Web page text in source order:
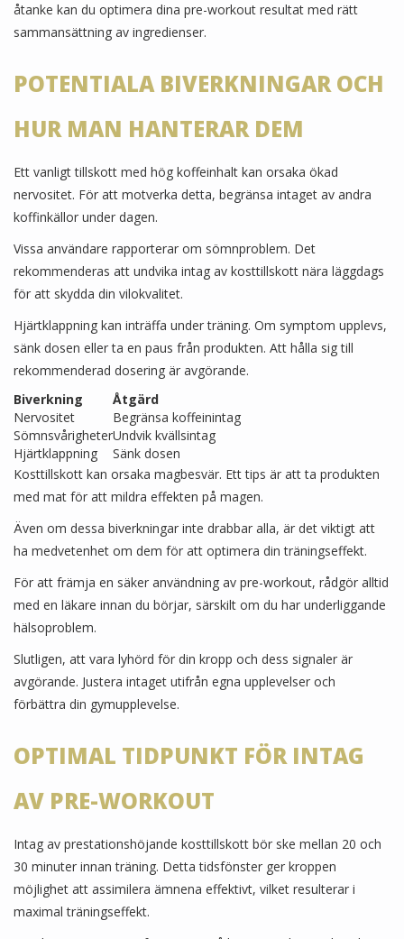
åtanke kan du optimera dina pre-workout resultat med rätt
sammansättning av ingredienser.
POTENTIALA BIVERKNINGAR OCH
HUR MAN HANTERAR DEM
Ett vanligt tillskott med hög koffeinhalt kan orsaka ökad
nervositet. För att motverka detta, begränsa intaget av andra
koffinkällor under dagen.
Vissa användare rapporterar om sömnproblem. Det
rekommenderas att undvika intag av kosttillskott nära läggdags
för att skydda din vilokvalitet.
Hjärtklappning kan inträffa under träning. Om symptom upplevs,
sänk dosen eller ta en paus från produkten. Att hålla sig till
rekommenderad dosering är avgörande.
Biverkning
Åtgärd
Nervositet
Begränsa koffeinintag
SömnsvårigheterUndvik kvällsintag
Hjärtklappning
Sänk dosen
Kosttillskott kan orsaka magbesvär. Ett tips är att ta produkten
med mat för att mildra effekten på magen.
Även om dessa biverkningar inte drabbar alla, är det viktigt att
ha medvetenhet om dem för att optimera din träningseffekt.
För att främja en säker användning av pre-workout, rådgör alltid
med en läkare innan du börjar, särskilt om du har underliggande
hälsoproblem.
Slutligen, att vara lyhörd för din kropp och dess signaler är
avgörande. Justera intaget utifrån egna upplevelser och
förbättra din gymupplevelse.
OPTIMAL TIDPUNKT FÖR INTAG
AV PRE-WORKOUT
Intag av prestationshöjande kosttillskott bör ske mellan 20 och
30 minuter innan träning. Detta tidsfönster ger kroppen
möjlighet att assimilera ämnena effektivt, vilket resulterar i
maximal träningseffekt.